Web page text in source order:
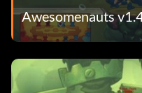
Awesomenauts